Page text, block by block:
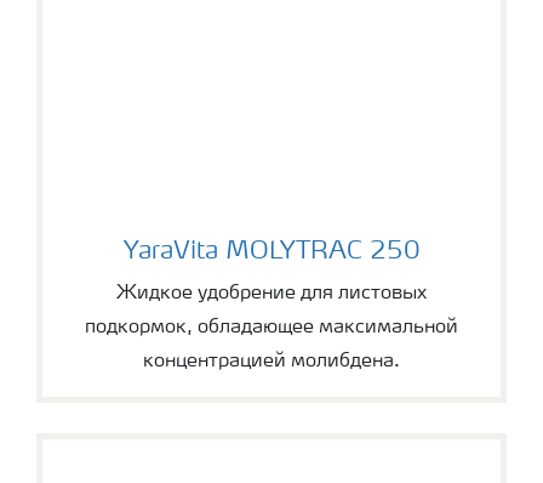
YaraVita MOLYTRAC 250
YaraVita MOLYTRAC 250
Жидкое удобрение для листовых
подкормок, обладающее максимальной
концентрацией молибдена.